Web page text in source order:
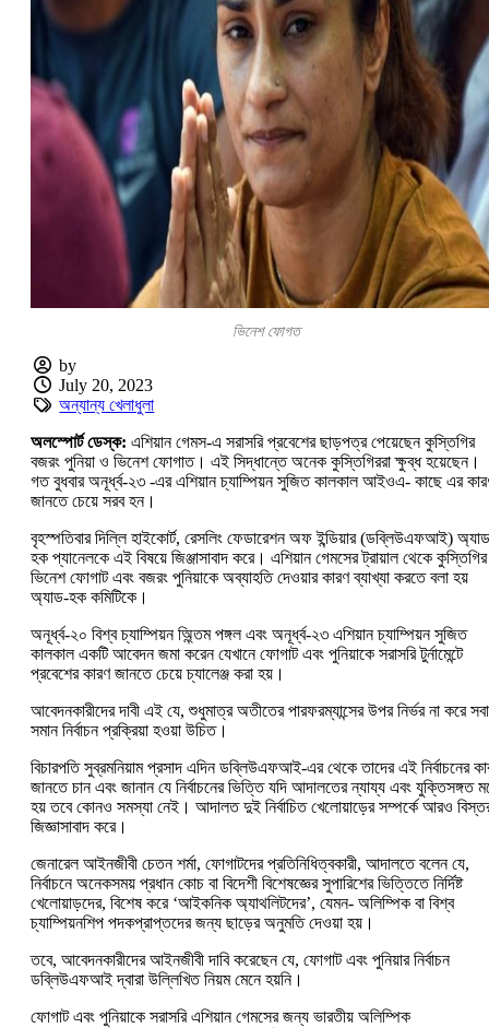
ভিনেশ ফোগত
by
July 20, 2023
অন্যান্য খেলাধুলা
অলস্পোর্ট ডেস্ক: এশিয়ান গেমস-এ সরাসরি প্রবেশের ছাড়পত্র পেয়েছেন কুস্তিগির
বজরং পুনিয়া ও ভিনেশ ফোগাত। এই সিদ্ধান্তে অনেক কুস্তিগিররা ক্ষুব্ধ হয়েছেন।
গত বুধবার অনূর্ধ্ব-২৩ -এর এশিয়ান চ্যাম্পিয়ন সুজিত কালকাল আইওএ- কাছে এর
জানতে চেয়ে সরব হন।
বৃহস্পতিবার দিল্লি হাইকোর্ট, রেসলিং ফেডারেশন অফ ইন্ডিয়ার (ডব্লিউএফআই)
হক প্যানেলকে এই বিষয়ে জিঞ্জাসাবাদ করে। এশিয়ান গেমসের ট্রায়াল থেকে কুস্তিগির
ভিনেশ ফোগাট এবং বজরং পুনিয়াকে অব্যাহতি দেওয়ার কারণ ব্যাখ্যা করতে বলা হয়
অ্যাড-হক কমিটিকে।
অনূর্ধ্ব-২০ বিশ্ব চ্যাম্পিয়ন অ্ন্তিম পঙ্গল এবং অনূর্ধ্ব-২৩ এশিয়ান চ্যাম্পিয়ন সুজিত
কালকাল একটি আবেদন জমা করেন যেখানে ফোগাট এবং পুনিয়াকে সরাসরি টুর্নামেন্টে
প্রবেশের কারণ জানতে চেয়ে চ্যালেঞ্জ করা হয়।
আবেদনকারীদের দাবী এই যে, শুধুমাত্র অতীতের পারফরম্যান্সের উপর নির্ভর না করে
সমান নির্বাচন প্রক্রিয়া হওয়া উচিত।
বিচারপতি সুব্রমনিয়াম প্রসাদ এদিন ডব্লিউএফআই-এর থেকে তাদের এই নির্বাচনের
জানতে চান এবং জানান যে নির্বাচনের ভিত্তি যদি আদালতের ন্যায্য এবং যুক্তিসঙ্গত
হয় তবে কোনও সমস্যা নেই। আদালত দুই নির্বাচিত খেলোয়াড়ের সম্পর্কে আরও
জিজ্ঞাসাবাদ করে।
জেনারেল আইনজীবী চেতন শর্মা, ফোগাটদের প্রতিনিধিত্বকারী, আদালতে বলেন যে,
নির্বাচনে অনেকসময় প্রধান কোচ বা বিদেশী বিশেষজ্ঞের সুপারিশের ভিত্তিতে নির্দিষ্ট
খেলোয়াড়দের, বিশেষ করে ‘আইকনিক অ্যাথলিটদের’, যেমন- অলিম্পিক বা বিশ্ব
চ্যাম্পিয়নশিপ পদকপ্রাপ্তদের জন্য ছাড়ের অনুমতি দেওয়া হয়।
তবে, আবেদনকারীদের আইনজীবী দাবি করেছেন যে, ফোগাট এবং পুনিয়ার নির্বাচন
ডব্লিউএফআই দ্বারা উল্লিখিত নিয়ম মেনে হয়নি।
ফোগাট এবং পুনিয়াকে সরাসরি এশিয়ান গেমসের জন্য ভারতীয় অলিম্পিক